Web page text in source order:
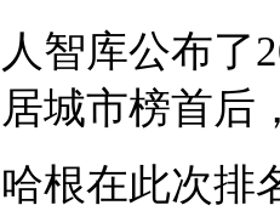
智库公布了
城市榜首后
根在此次排